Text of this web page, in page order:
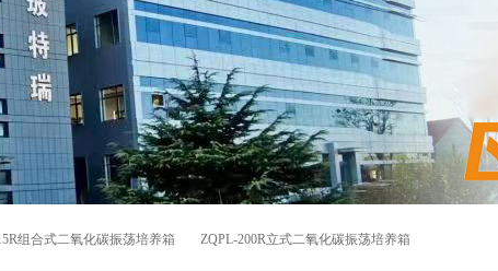
组合式二氧化碳振荡培养箱 ZQPL-200R立式二氧化碳振荡培养箱